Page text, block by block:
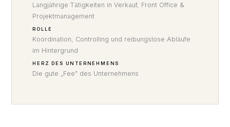
Langjährige Tätigkeiten in Verkauf, Front Office &
Projektmanagement
ROLLE
Koordination, Controlling und reibungslose Abläufe
im Hintergrund
HERZ DES UNTERNEHMENS
Die gute „Fee" des Unternehmens